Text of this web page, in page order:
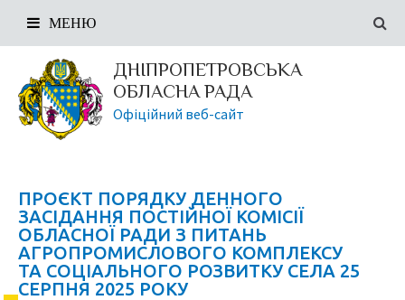
ДНІПРОПЕТРОВСЬКА
ОБЛАСНА РАДА
Офіційний веб-сайт
МЕНЮ
ПРОЄКТ ПОРЯДКУ ДЕННОГО
ЗАСІДАННЯ ПОСТІЙНОЇ КОМІСІЇ
ОБЛАСНОЇ РАДИ З ПИТАНЬ
АГРОПРОМИСЛОВОГО КОМПЛЕКСУ
ТА СОЦІАЛЬНОГО РОЗВИТКУ СЕЛА 25
СЕРПНЯ 2025 РОКУ